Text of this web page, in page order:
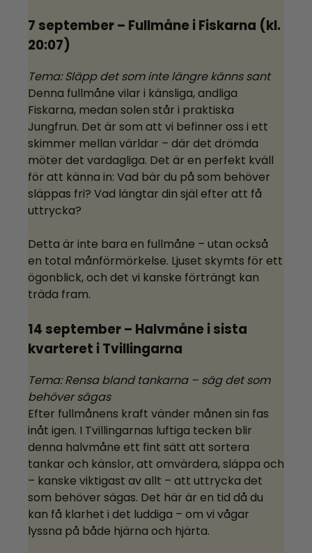
7 september – Fullmåne i Fiskarna (kl.
20:07)
Tema: Släpp det som inte längre känns sant
Denna fullmåne vilar i känsliga, andliga
Fiskarna, medan solen står i praktiska
Jungfrun. Det är som att vi befinner oss i ett
skimmer mellan världar – där det drömda
möter det vardagliga. Det är en perfekt kväll
för att känna in: Vad bär du på som behöver
släppas fri? Vad längtar din själ efter att få
uttrycka?
Detta är inte bara en fullmåne – utan också
en total månförmörkelse. Ljuset skymts för ett
ögonblick, och det vi kanske förträngt kan
träda fram.
14 september – Halvmåne i sista
kvarteret i Tvillingarna
Tema: Rensa bland tankarna – säg det som
behöver sägas
Efter fullmånens kraft vänder månen sin fas
inåt igen. I Tvillingarnas luftiga tecken blir
denna halvmåne ett fint sätt att sortera
tankar och känslor, att omvärdera, släppa och
– kanske viktigast av allt – att uttrycka det
som behöver sägas. Det här är en tid då du
kan få klarhet i det luddiga – om vi vågar
lyssna på både hjärna och hjärta.